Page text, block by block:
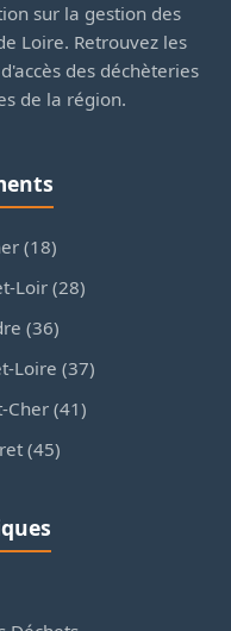
sur la gestion des
Loire. Retrouvez les
des déchèteries
de la région.
(18)
Loir (28)
(36)
Loire (37)
Cher (41)
(45)